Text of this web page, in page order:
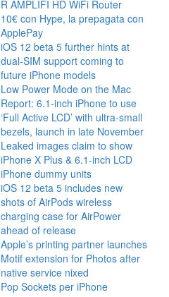
R AMPLIFI HD WiFi Router
10€ con Hype, la prepagata con
ApplePay
iOS 12 beta 5 further hints at
dual-SIM support coming to
future iPhone models
Low Power Mode on the Mac
Report: 6.1-inch iPhone to use
‘Full Active LCD’ with ultra-small
bezels, launch in late November
Leaked images claim to show
iPhone X Plus & 6.1-inch LCD
iPhone dummy units
iOS 12 beta 5 includes new
shots of AirPods wireless
charging case for AirPower
ahead of release
Apple’s printing partner launches
Motif extension for Photos after
native service nixed
Pop Sockets per iPhone